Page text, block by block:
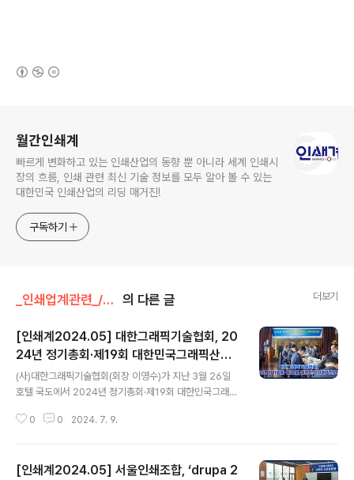
월간인쇄계
빠르게 변화하고 있는 인쇄산업의 동향 뿐 아니라 세계 인쇄시
장의 흐름, 인쇄 관련 최신 기술 정보를 모두 알아 볼 수 있는
대한민국 인쇄산업의 리딩 매거진!
구독하기
_인쇄업계관련_/인쇄단체 및 학회 의 다른 글 더보기
[인쇄계2024.05] 대한그래픽기술협회, 20
24년 정기총회·제19회 대한민국그래픽산업
대상 개최
(사)대한그래픽기술협회(회장 이영수)가 지난 3월 26일
호텔 국도에서 2024년 정기총회·제19회 대한민국그래픽
하고 ㈜딜리, 서울인쇄센터, 명성아이앤피, ㈜더씨엠와이
부의사항 등의 순으로 진행되었다.이영수 회장은 개회사에
0 0 2024. 7. 9.
[인쇄계2024.05] 서울인쇄조합, ‘drupa 2